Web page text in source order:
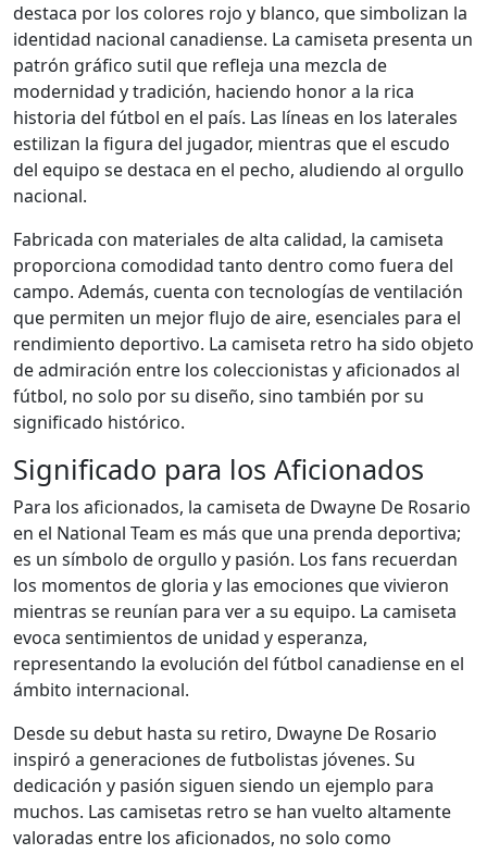
destaca por los colores rojo y blanco, que simbolizan la
identidad nacional canadiense. La camiseta presenta un
patrón gráfico sutil que refleja una mezcla de
modernidad y tradición, haciendo honor a la rica
historia del fútbol en el país. Las líneas en los laterales
estilizan la figura del jugador, mientras que el escudo
del equipo se destaca en el pecho, aludiendo al orgullo
nacional.
Fabricada con materiales de alta calidad, la camiseta
proporciona comodidad tanto dentro como fuera del
campo. Además, cuenta con tecnologías de ventilación
que permiten un mejor flujo de aire, esenciales para el
rendimiento deportivo. La camiseta retro ha sido objeto
de admiración entre los coleccionistas y aficionados al
fútbol, no solo por su diseño, sino también por su
significado histórico.
Significado para los Aficionados
Para los aficionados, la camiseta de Dwayne De Rosario
en el National Team es más que una prenda deportiva;
es un símbolo de orgullo y pasión. Los fans recuerdan
los momentos de gloria y las emociones que vivieron
mientras se reunían para ver a su equipo. La camiseta
evoca sentimientos de unidad y esperanza,
representando la evolución del fútbol canadiense en el
ámbito internacional.
Desde su debut hasta su retiro, Dwayne De Rosario
inspiró a generaciones de futbolistas jóvenes. Su
dedicación y pasión siguen siendo un ejemplo para
muchos. Las camisetas retro se han vuelto altamente
valoradas entre los aficionados, no solo como